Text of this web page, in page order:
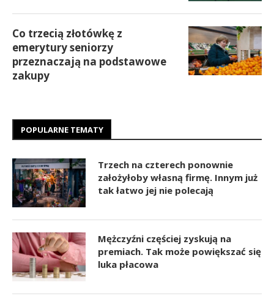
Co trzecią złotówkę z
emerytury seniorzy
przeznaczają na podstawowe
zakupy
POPULARNE TEMATY
Trzech na czterech ponownie
założyłoby własną firmę. Innym już
tak łatwo jej nie polecają
Mężczyźni częściej zyskują na
premiach. Tak może powiększać się
luka płacowa